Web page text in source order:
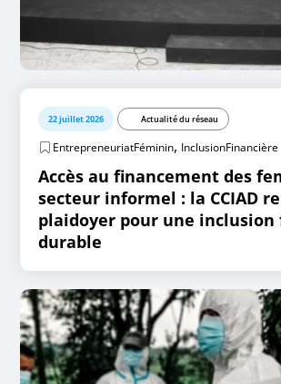
22 juillet 2026 Actualité du réseau
EntrepreneuriatFéminin, InclusionFinancière
Accès au financement des
secteur informel : la CCIAD
plaidoyer pour une inclusion
durable